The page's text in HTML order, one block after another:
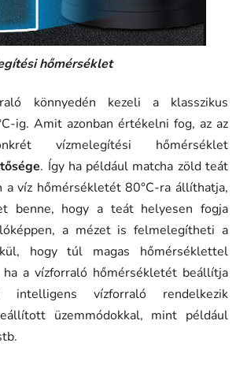
hőmérséklet
könnyedén kezeli a klasszikus
ig. Amit azonban értékelni fog, az az
vízmelegítési hőmérséklet
. Így ha például matcha zöld teát
a víz hőmérsékletét 80°C-ra állíthatja,
benne, hogy a teát helyesen fogja
a mézet is felmelegítheti a
hogy túl magas hőmérséklettel
a vízforraló hőmérsékletét beállítja
intelligens vízforraló rendelkezik
üzemmódokkal, mint például